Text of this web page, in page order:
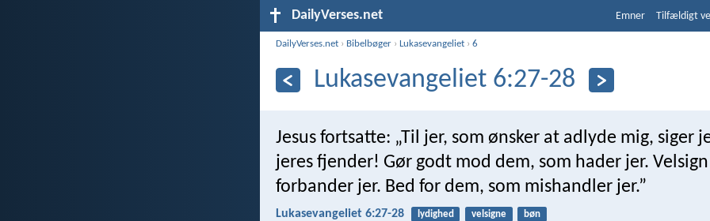
DailyVerses.net Emner Tilfældigt
DailyVerses.net › Bibelbøger ›Lukasevangeliet ›6
Lukasevangeliet 6:27-28
Jesus fortsatte: „Til jer, som ønsker at adlyde mig, siger
jeres fjender! Gør godt mod dem, som hader jer.
forbander jer. Bed for dem, som mishandler jer.”
Lukasevangeliet 6:27-28 lydighed velsigne bøn